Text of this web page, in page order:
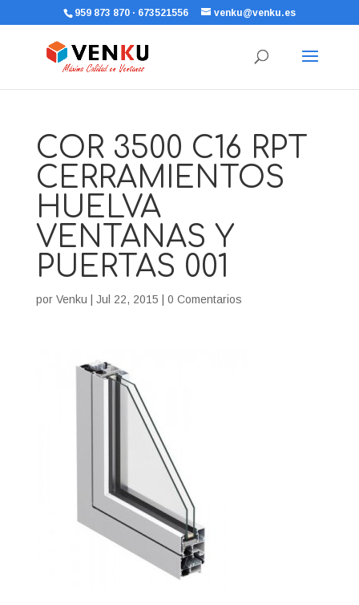
959 873 870 · 673521556 venku@venku.es
COR 3500 C16 RPT
CERRAMIENTOS
HUELVA
VENTANAS Y
PUERTAS 001
por Venku Jul 22, 2015 0 Comentarios